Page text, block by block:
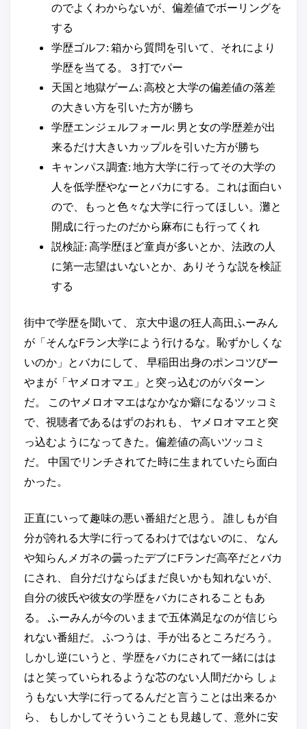
のでよくわからないが、偏差値でボーリングを
する
学歴ゴルフ: 箱から質問を引いて、それにより
学歴を当てる。３打でパー
天国と地獄ゲーム: 高校と大学の偏差値の落差
の大きい方を引いた方が勝ち
学歴エンジェルフォール: 男と女の学歴差が出
来るだけ大きいカップルを引いた方が勝ち
キャンパス調査: 地方大学に行ってその大学の
人を低学歴やなーとバカにする。これは面白い
ので、もっと色々な大学に行ってほしい。灘と
開成に行ったのだから麻布にも行ってくれ
説検証: 高学歴ほど童貞が多いとか、法政の人
に第一志望はいないとか、ありそうな説を検証
する
街中で学歴を聞いて、 京大中退の狂人高田ふーみん
が「そんなFラン大学によう行けるな。恥ずかしくな
いのか」とバカにして、 早稲田出身のポンコツびー
やまが「ヤメロオマエ」と突っ込むのがパターン
だ。 このヤメロオマエはなかなか癖になるツッコミ
で、視聴者であるはずのおれも、 ヤメロオマエと突
っ込むようになってきた。偏差値の高いツッコミ
だ。 中国でリンチされてた時に生まれていたら面白
かった。
正直にいって趣味の悪い番組だと思う。 誰しもが自
分が誇れる大学に行ってるわけではないのに、 なん
や知らんメガネの曇ったデブにFランだ高卒だとバカ
にされ、 自分だけならばまだ良いかも知れないが、
自分の彼氏や彼女の学歴をバカにされることもあ
る。 ふーみんが今のいままで五体満足なのが信じら
れない番組だ。 ふつうは、手が出るところだろう。
しかし逆にいうと、学歴をバカにされて一緒にはは
はと笑っていられるような芯のない人間だから しょ
うもない大学に行ってるんだと言うことは出来るか
ら、 もしかしてそういうことも見越して、意外に安